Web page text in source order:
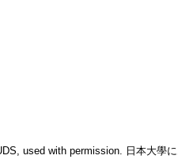
used with permission. 日本大學